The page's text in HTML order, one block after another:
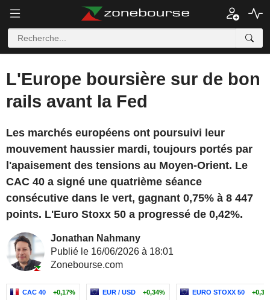
L'Europe boursière sur de bon
rails avant la Fed
Les marchés européens ont poursuivi leur
mouvement haussier mardi, toujours portés par
l'apaisement des tensions au Moyen-Orient. Le
CAC 40 a signé une quatrième séance
consécutive dans le vert, gagnant 0,75% à 8 447
points. L'Euro Stoxx 50 a progressé de 0,42%.
Jonathan Nahmany
Publié le 16/06/2026 à 18:01
Zonebourse.com
CAC 40 +0,17% EUR / USD +0,34% EURO STOXX 50